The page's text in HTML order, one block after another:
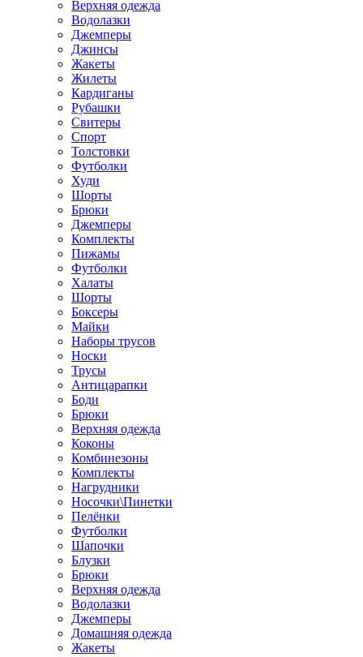
Верхняя одежда
Водолазки
Джемперы
Джинсы
Жакеты
Жилеты
Кардиганы
Рубашки
Свитеры
Спорт
Толстовки
Футболки
Худи
Шорты
Брюки
Джемперы
Комплекты
Пижамы
Футболки
Халаты
Шорты
Боксеры
Майки
Наборы трусов
Носки
Трусы
Антицарапки
Боди
Брюки
Верхняя одежда
Коконы
Комбинезоны
Комплекты
Нагрудники
Носочки\Пинетки
Пелёнки
Футболки
Шапочки
Блузки
Брюки
Верхняя одежда
Водолазки
Джемперы
Домашняя одежда
Жакеты